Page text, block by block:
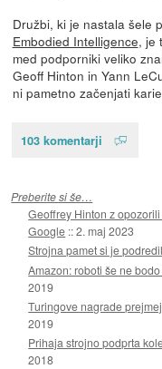
Družbi, ki je nastala šele
Embodied Intelligence, je
med podporniki veliko
Geoff Hinton in Yann
ni pametno začenjati
103 komentarji
Preberite si še…
Geoffrey Hinton z
Google ::2. maj 2023
Strojna pamet si je
Amazon: roboti še ne
2019
Turingove nagrade
2019
Prihaja strojno podprta
2018